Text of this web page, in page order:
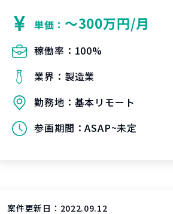
単価： 〜300万円/月
稼働率： 100%
業界： 製造業
勤務地： 基本リモート
参画期間：ASAP~未定
案件更新日： 2022.09.12